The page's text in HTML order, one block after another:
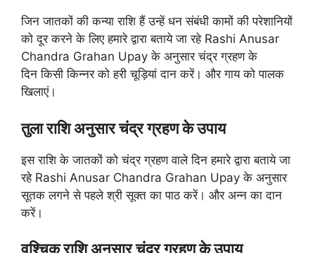
जिन जातकों की कन्या राशि हैं उन्हें धन संबंधी कामों की परेशानियों
को दूर करने के लिए हमारे द्वारा बताये जा रहे Rashi Anusar
Chandra Grahan Upay के अनुसार चंद्र ग्रहण के
दिन किसी किन्नर को हरी चूड़ियां दान करें। और गाय को पालक
खिलाएं।
तुला राशि अनुसार चंद्र ग्रहण के उपाय
इस राशि के जातकों को चंद्र ग्रहण वाले दिन हमारे द्वारा बताये जा
रहे Rashi Anusar Chandra Grahan Upay के अनुसार
सूतक लगने से पहले श्री सूक्त का पाठ करें। और अन्न का दान
करें।
वृश्चिक राशि अनुसार चंद्र ग्रहण के उपाय